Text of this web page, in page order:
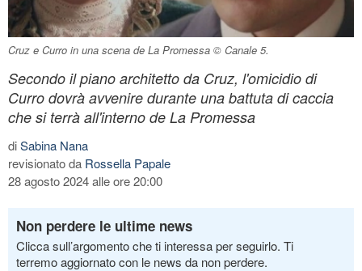
Cruz e Curro in una scena de La Promessa © Canale 5.
Secondo il piano architetto da Cruz, l'omicidio di
Curro dovrà avvenire durante una battuta di caccia
che si terrà all'interno de La Promessa
diSabina Nana
revisionato da Rossella Papale
28 agosto 2024 alle ore 20:00
Non perdere le ultime news
Clicca sull’argomento che ti interessa per seguirlo. Ti
terremo aggiornato con le news da non perdere.